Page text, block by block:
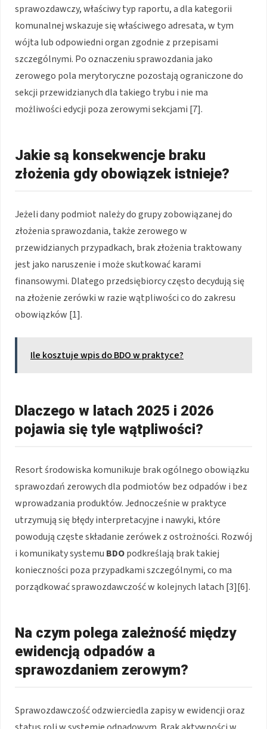
sprawozdawczy, właściwy typ raportu, a dla kategorii
komunalnej wskazuje się właściwego adresata, w tym
wójta lub odpowiedni organ zgodnie z przepisami
szczególnymi. Po oznaczeniu sprawozdania jako
zerowego pola merytoryczne pozostają ograniczone do
sekcji przewidzianych dla takiego trybu i nie ma
możliwości edycji poza zerowymi sekcjami [7].
Jakie są konsekwencje braku
złożenia gdy obowiązek istnieje?
Jeżeli dany podmiot należy do grupy zobowiązanej do
złożenia sprawozdania, także zerowego w
przewidzianych przypadkach, brak złożenia traktowany
jest jako naruszenie i może skutkować karami
finansowymi. Dlatego przedsiębiorcy często decydują się
na złożenie zerówki w razie wątpliwości co do zakresu
obowiązków [1].
Ile kosztuje wpis do BDO w praktyce?
Dlaczego w latach 2025 i 2026
pojawia się tyle wątpliwości?
Resort środowiska komunikuje brak ogólnego obowiązku
sprawozdań zerowych dla podmiotów bez odpadów i bez
wprowadzania produktów. Jednocześnie w praktyce
utrzymują się błędy interpretacyjne i nawyki, które
powodują częste składanie zerówek z ostrożności. Rozwój
i komunikaty systemu BDOpodkreślają brak takiej
konieczności poza przypadkami szczególnymi, co ma
porządkować sprawozdawczość w kolejnych latach [3][6].
Na czym polega zależność między
ewidencją odpadów a
sprawozdaniem zerowym?
Sprawozdawczość odzwierciedla zapisy w ewidencji oraz